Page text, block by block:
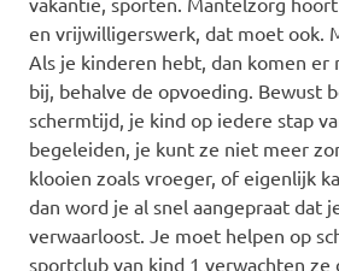
en vrijwilligerswerk, dat moet ook.
Als je kinderen hebt, dan komen er
bij, behalve de opvoeding. Bewust
schermtijd, je kind op iedere stap
begeleiden, je kunt ze niet meer
klooien zoals vroeger, of eigenlijk
dan word je al snel aangepraat dat
verwaarloost. Je moet helpen op
sportclub van kind 1 verwachten ze